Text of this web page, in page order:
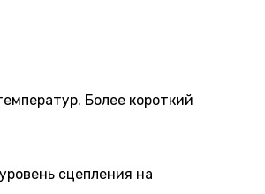
Более короткий
сцепления на